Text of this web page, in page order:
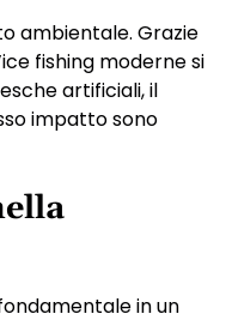
ambientale. Grazie
fishing moderne si
artificiali, il
impatto sono
in un